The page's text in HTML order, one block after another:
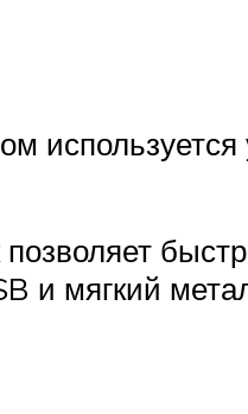
и мягкий